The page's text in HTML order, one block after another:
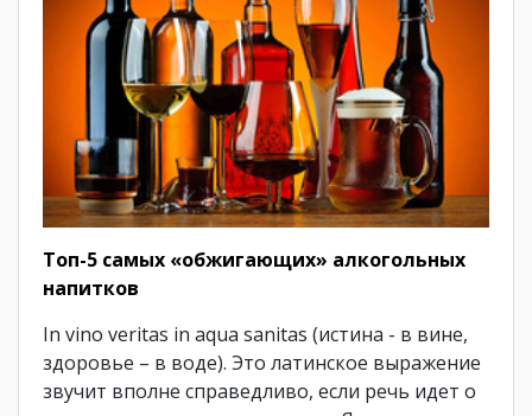
Топ-5 самых «обжигающих» алкогольных
напитков
In vino veritas in aqua sanitas (истина - в вине,
здоровье – в воде). Это латинское выражение
звучит вполне справедливо, если речь идет о